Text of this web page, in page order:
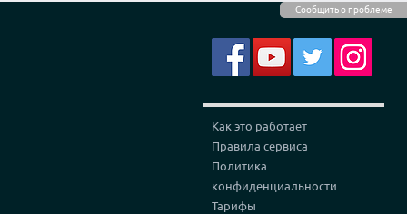
Сообщить о проблеме
Как это работает
Правила сервиса
Политика
конфиденциальности
Тарифы